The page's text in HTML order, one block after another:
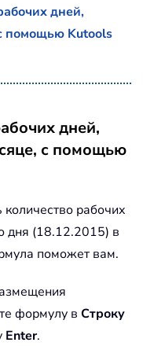
дней,
помощью Kutools
дней,
с помощью
рабочих
дня (18.12.2015) в
поможет вам.
формулу в Строку
Enter.